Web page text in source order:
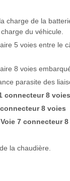
charge de la
du véhicule.
5 voies entre le
8 voies
parasite des
connecteur 8 voies
8 voies
Voie 7 connecteur
la chaudière.